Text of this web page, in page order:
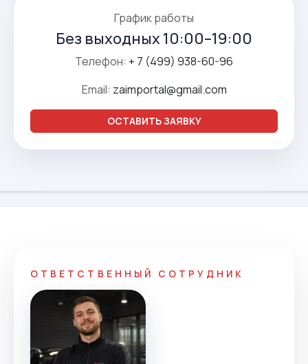
График работы
Без выходных 10:00–19:00
Телефон: + 7 (499) 938-60-96
Email: zaimportal@gmail.com
ОСТАВИТЬ ЗАЯВКУ
ОТВЕТСТВЕННЫЙ СОТРУДНИК